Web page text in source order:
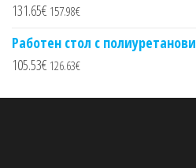
131.65€ 157.98€
Работен стол с полиуретанови
105.53€ 126.63€